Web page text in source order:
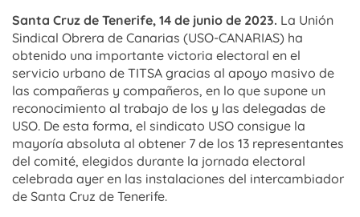
Santa Cruz de Tenerife, 14 de junio de 2023. La Unión
Sindical Obrera de Canarias (USO-CANARIAS) ha
obtenido una importante victoria electoral en el
servicio urbano de TITSA gracias al apoyo masivo de
las compañeras y compañeros, en lo que supone un
reconocimiento al trabajo de los y las delegadas de
USO. De esta forma, el sindicato USO consigue la
mayoría absoluta al obtener 7 de los 13 representantes
del comité, elegidos durante la jornada electoral
celebrada ayer en las instalaciones del intercambiador
de Santa Cruz de Tenerife.